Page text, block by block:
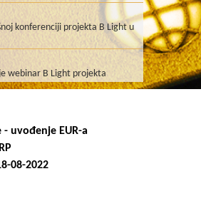
konferenciji projekta B Light u
webinar B Light projekta
- uvođenje EUR-a
08-2022